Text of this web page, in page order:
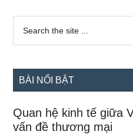
Sidebar
chính
...
BÀI NỔI BẬT
Quan hệ kinh tế giữa
vấn đề thương mại